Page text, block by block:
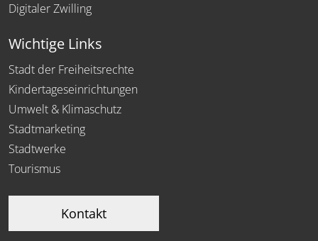
Digitaler Zwilling
Wichtige Links
Stadt der Freiheitsrechte
Kindertageseinrichtungen
Umwelt & Klimaschutz
Stadtmarketing
Stadtwerke
Tourismus
Kontakt